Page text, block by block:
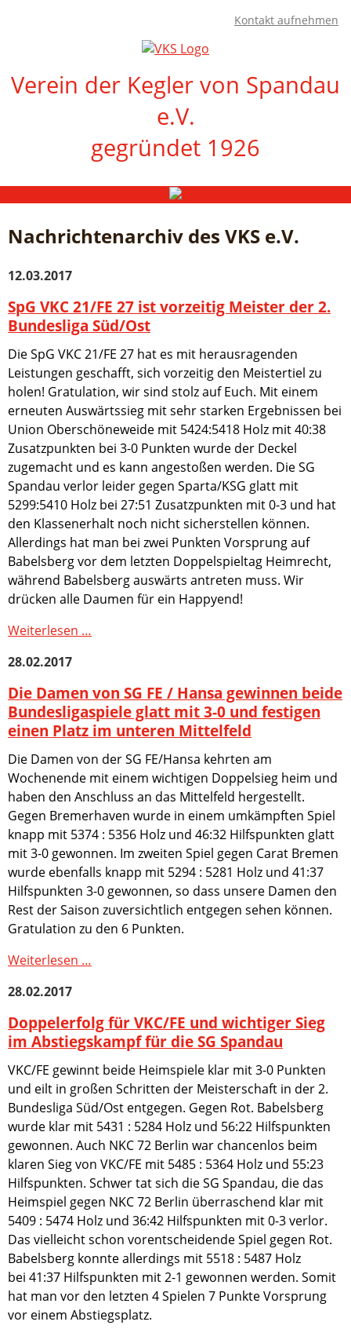
Kontakt aufnehmen
Verein der Kegler von Spandau
e.V.
gegründet 1926
Ergebnisse
1.
Damen
2.
BL
Herren
2.
Staffel
Landesliga
Damen
Spandauer
Liga
Spandauer
Meisterschaft
Berliner
Meisterschaft
Deutsche
Meisterschaft
Verein
Vorstand
im
e.V.
Sportkegelhallen
Fotogalerie
Dokumente
&
Vordrucke
Links
Jugend
Termine
Archiv
Nachrichtenarchiv
Ergebnisse
Saison
Ergebnisse
2024/2025
Saison
2023/2024
Ergebnisse
Saison
2022/2023
Ergebnisse
Saison
2021/2022
Ergebnisse
Saison
2020/2021
Ergebnisse
Saison
2019/2020
Ergebnisse
Saison
2018-
2019
Nachrichtenarchiv des VKS e.V.
12.03.2017
SpG VKC 21/FE 27 ist vorzeitig Meister der 2.
Bundesliga Süd/Ost
Die SpG VKC 21/FE 27 hat es mit herausragenden
Leistungen geschafft, sich vorzeitig den Meistertiel zu
holen! Gratulation, wir sind stolz auf Euch. Mit einem
erneuten Auswärtssieg mit sehr starken Ergebnissen bei
Union Oberschöneweide mit 5424:5418 Holz mit 40:38
Zusatzpunkten bei 3-0 Punkten wurde der Deckel
zugemacht und es kann angestoßen werden. Die SG
Spandau verlor leider gegen Sparta/KSG glatt mit
5299:5410 Holz bei 27:51 Zusatzpunkten mit 0-3 und hat
den Klassenerhalt noch nicht sicherstellen können.
Allerdings hat man bei zwei Punkten Vorsprung auf
Babelsberg vor dem letzten Doppelspieltag Heimrecht,
während Babelsberg auswärts antreten muss. Wir
drücken alle Daumen für ein Happyend!
Weiterlesen …
27
ist
vorzeitig
Meister
der
2.
Bundesliga
Süd/Ost
28.02.2017
Die Damen von SG FE / Hansa gewinnen beide
Bundesligaspiele glatt mit 3-0 und festigen
einen Platz im unteren Mittelfeld
Die Damen von der SG FE/Hansa kehrten am
Wochenende mit einem wichtigen Doppelsieg heim und
haben den Anschluss an das Mittelfeld hergestellt.
Gegen Bremerhaven wurde in einem umkämpften Spiel
knapp mit 5374 : 5356 Holz und 46:32 Hilfspunkten glatt
mit 3-0 gewonnen. Im zweiten Spiel gegen Carat Bremen
wurde ebenfalls knapp mit 5294 : 5281 Holz und 41:37
Hilfspunkten 3-0 gewonnen, so dass unsere Damen den
Rest der Saison zuversichtlich entgegen sehen können.
Gratulation zu den 6 Punkten.
Weiterlesen …
SG
FE
/
Hansa
gewinnen
beide
Bundesligaspiele
glatt
mit
3-
0
und
festigen
einen
Platz
im
unteren
28.02.2017
Doppelerfolg für VKC/FE und wichtiger Sieg
im Abstiegskampf für die SG Spandau
VKC/FE gewinnt beide Heimspiele klar mit 3-0 Punkten
und eilt in großen Schritten der Meisterschaft in der 2.
Bundesliga Süd/Ost entgegen. Gegen Rot. Babelsberg
wurde klar mit 5431 : 5284 Holz und 56:22 Hilfspunkten
gewonnen. Auch NKC 72 Berlin war chancenlos beim
klaren Sieg von VKC/FE mit 5485 : 5364 Holz und 55:23
Hilfspunkten. Schwer tat sich die SG Spandau, die das
Heimspiel gegen NKC 72 Berlin überraschend klar mit
5409 : 5474 Holz und 36:42 Hilfspunkten mit 0-3 verlor.
Das vielleicht schon vorentscheidende Spiel gegen Rot.
Babelsberg konnte allerdings mit 5518 : 5487 Holz
bei 41:37 Hilfspunkten mit 2-1 gewonnen werden. Somit
hat man vor den letzten 4 Spielen 7 Punkte Vorsprung
vor einem Abstiegsplatz.